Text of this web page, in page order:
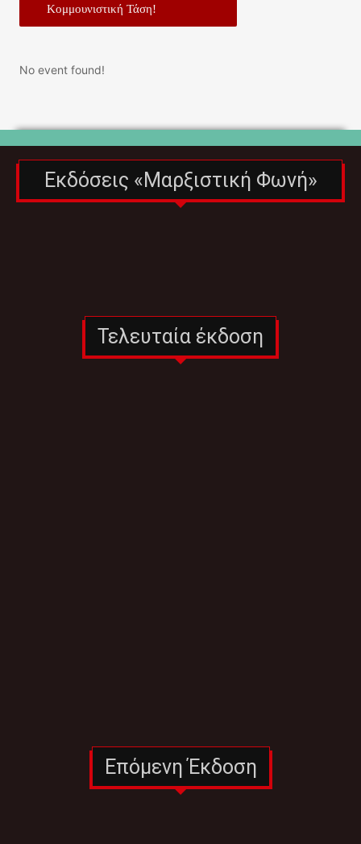
Κομμουνιστική Τάση!
No event found!
Εκδόσεις «Μαρξιστική Φωνή»
Τελευταία έκδοση
Επόμενη Έκδοση